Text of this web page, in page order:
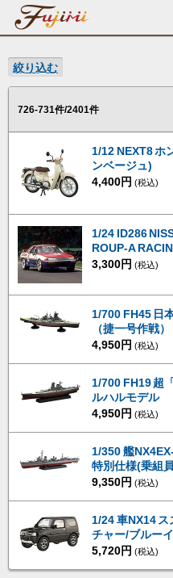
絞り込む
726-731件/2401件
1/12 NEXT8 ホ
ンベージュ)
4,400円 (税込)
1/24 ID286
ROUP-A
3,300円 (税込)
1/700 FH45 日
（捷一号作戦
4,950円 (税込)
1/700 FH19 超
ルハルモデル
4,950円 (税込)
1/350 艦
特別仕様(乗組
9,350円 (税込)
1/24 車NX14
チャー/ブルー
5,720円 (税込)